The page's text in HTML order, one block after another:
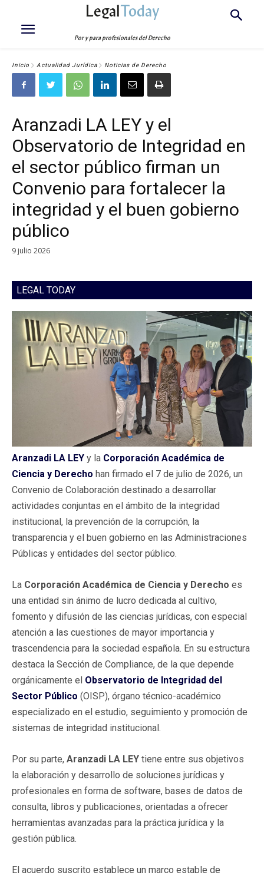
LegalToday
Por y para profesionales del Derecho
Inicio Actualidad Jurídica Noticias de Derecho
Aranzadi LA LEY y el
Observatorio de Integridad en
el sector público firman un
Convenio para fortalecer la
integridad y el buen gobierno
público
9 julio 2026
LEGAL TODAY
Aranzadi LA LEY y la Corporación Académica de
Ciencia y Derecho han firmado el 7 de julio de 2026, un
Convenio de Colaboración destinado a desarrollar
actividades conjuntas en el ámbito de la integridad
institucional, la prevención de la corrupción, la
transparencia y el buen gobierno en las Administraciones
Públicas y entidades del sector público.
La Corporación Académica de Ciencia y Derecho es
una entidad sin ánimo de lucro dedicada al cultivo,
fomento y difusión de las ciencias jurídicas, con especial
atención a las cuestiones de mayor importancia y
trascendencia para la sociedad española. En su estructura
destaca la Sección de Compliance, de la que depende
orgánicamente el Observatorio de Integridad del
Sector Público (OISP), órgano técnico-académico
especializado en el estudio, seguimiento y promoción de
sistemas de integridad institucional.
Por su parte, Aranzadi LA LEY tiene entre sus objetivos
la elaboración y desarrollo de soluciones jurídicas y
profesionales en forma de software, bases de datos de
consulta, libros y publicaciones, orientadas a ofrecer
herramientas avanzadas para la práctica jurídica y la
gestión pública.
El acuerdo suscrito establece un marco estable de